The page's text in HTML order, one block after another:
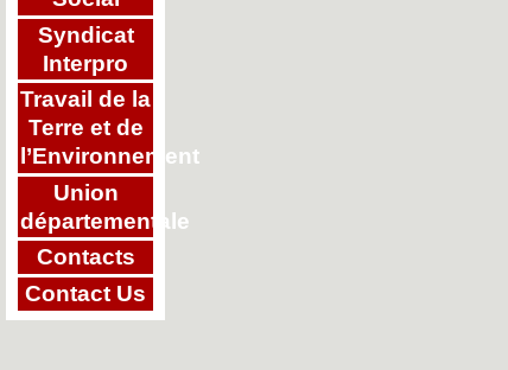
Syndicat
Interpro
Travail de la
Terre et de
l’Environnement
Union
départementale
Contacts
Contact Us